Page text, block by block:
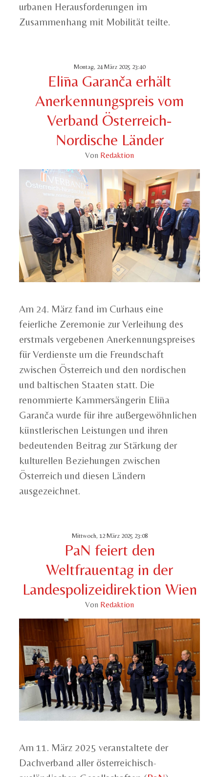
urbanen Herausforderungen im
Zusammenhang mit Mobilität teilte.
Montag, 24 März 2025 23:40
Elīna Garanča erhält
Anerkennungspreis vom
Verband Österreich-
Nordische Länder
Von Redaktion
Am 24. März fand im Curhaus eine
feierliche Zeremonie zur Verleihung des
erstmals vergebenen Anerkennungspreises
für Verdienste um die Freundschaft
zwischen Österreich und den nordischen
und baltischen Staaten statt. Die
renommierte Kammersängerin Elīna
Garanča wurde für ihre außergewöhnlichen
künstlerischen Leistungen und ihren
bedeutenden Beitrag zur Stärkung der
kulturellen Beziehungen zwischen
Österreich und diesen Ländern
ausgezeichnet.
Mittwoch, 12 März 2025 23:08
PaN feiert den
Weltfrauentag in der
Landespolizeidirektion Wien
Von Redaktion
Am 11. März 2025 veranstaltete der
Dachverband aller österreichisch-